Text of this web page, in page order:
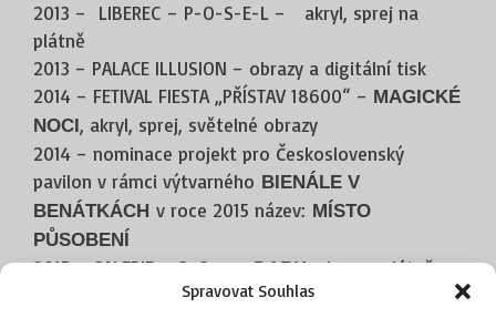
Spravovat Souhlas
2013 – LIBEREC – P-O-S-E-L – akryl, sprej na
plátně
2013 – PALACE ILLUSION – obrazy a digitální tisk
2014 – FETIVAL FIESTA „PŘÍSTAV 18600“ – MAGICKÉ
NOCI, akryl, sprej, světelné obrazy
2014 – nominace projekt pro Československý
pavilon v rámci výtvarného BIENÁLE V
BENÁTKÁCH v roce 2015 název: MÍSTO
PŮSOBENÍ
2015 – GALERIE – CoCo –DARK, akry na plátně
2016 – DIVADLO KÁMEN –VŠECHNO JE JINAK